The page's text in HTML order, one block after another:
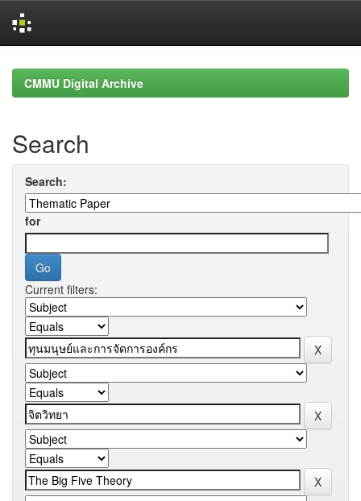
navigationCMMU Digital Archive
Search
Search:
for
Current filters: